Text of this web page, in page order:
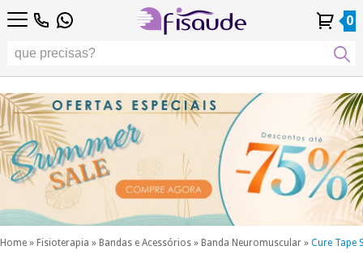
Pessoal
Encomendas
4,8 4,8
Diferenciais
Fisaude
Ocasião
SUMMER
SALE
Fisioterapia
Podología
Estética,
dermocosmética
e medicina
estética
Wellness,
qualidade
de vida e
cuidado
corporal
PT
DE
0
Home » Fisioterapia » Bandas e Acessórios » Banda Neuromuscular » Cure Tape
Pessoal
Encomendas
4,8
Diferenciais
Fisaude
Ocasião
SUMMER
SALE
Fisioterapia
Estética,
dermocosmética
e medicina
estética
Wellness,
qualidade
PT
DE